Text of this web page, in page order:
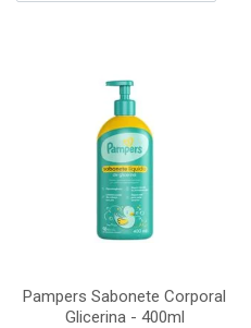
Pampers Sabonete Corporal
Glicerina - 400ml